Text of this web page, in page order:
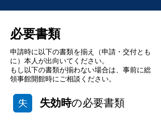
必要書類
申請時に以下の書類を揃え（申請・交付とも
に）本人が出向いてください。
もし以下の書類が揃わない場合は、事前に総
領事館開館時にご相談ください。
失効時の必要書類